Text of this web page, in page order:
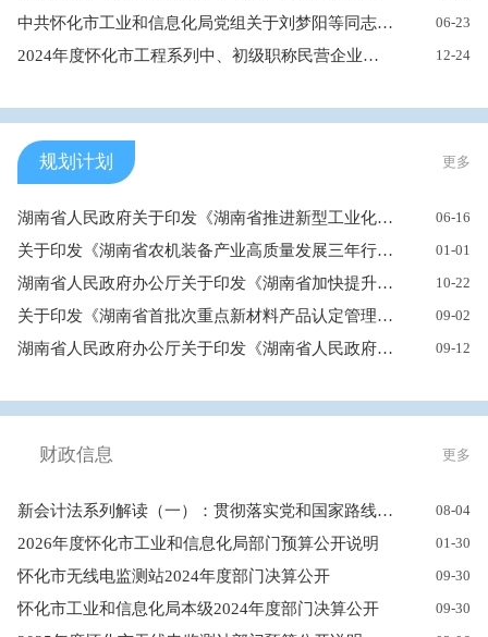
中共怀化市工业和信息化局党组关于刘梦阳等同志职务任免的通知 06-23
2024年度怀化市工程系列中、初级职称民营企业专场评审结果公示 12-24
规划计划 更多
湖南省人民政府关于印发《湖南省推进新型工业化和制造强省建设“... 06-16
关于印发《湖南省农机装备产业高质量发展三年行动计划（2025—20... 01-01
湖南省人民政府办公厅关于印发《湖南省加快提升新能源汽车渗透率... 10-22
关于印发《湖南省首批次重点新材料产品认定管理办法》的通知 09-02
湖南省人民政府办公厅关于印发《湖南省人民政府2024年立法计划》... 09-12
财政信息 更多
新会计法系列解读（一）：贯彻落实党和国家路线方针政策 发挥会计... 08-04
2026年度怀化市工业和信息化局部门预算公开说明 01-30
怀化市无线电监测站2024年度部门决算公开 09-30
怀化市工业和信息化局本级2024年度部门决算公开 09-30